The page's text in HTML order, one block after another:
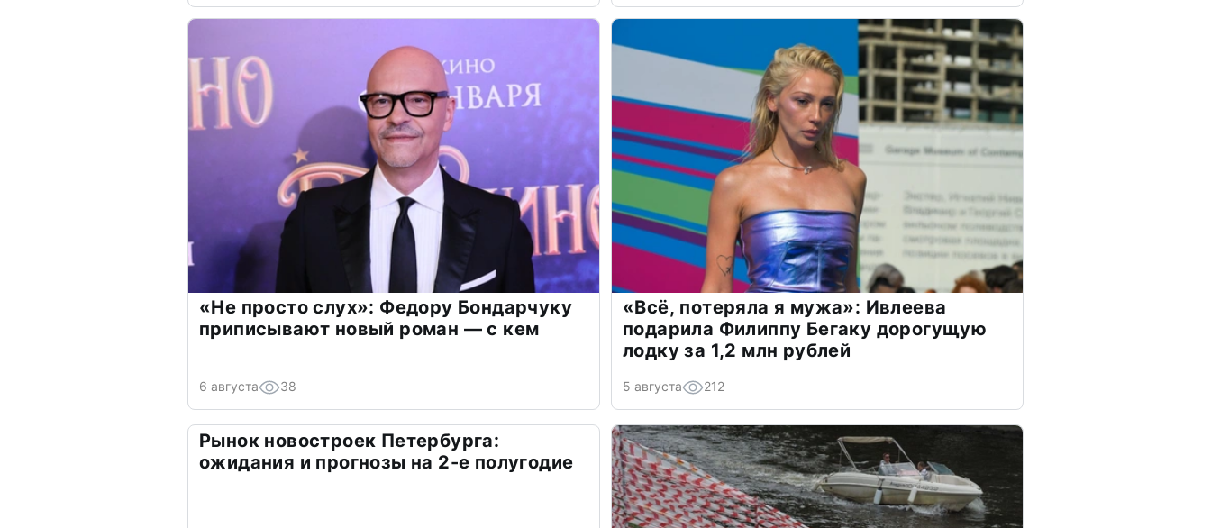
«Не просто слух»: Федору Бондарчуку
приписывают новый роман — с кем
6 августа 38
«Всё, потеряла я мужа»: Ивлеева
подарила Филиппу Бегаку дорогущую
лодку за 1,2 млн рублей
5 августа 212
Рынок новостроек Петербурга:
ожидания и прогнозы на 2-е полугодие